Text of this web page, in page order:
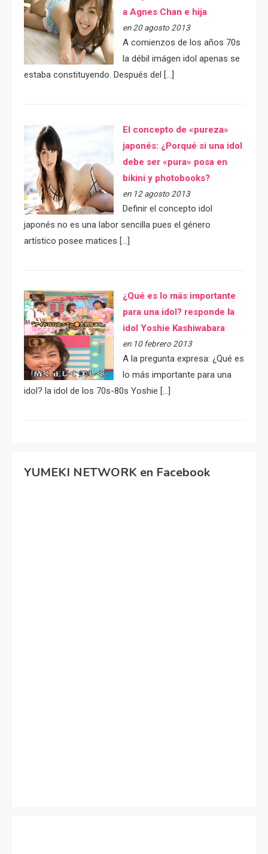
a Agnes Chan e hija
en 20 agosto 2013
A comienzos de los años 70s
la débil imágen idol apenas se
estaba constituyendo. Después del […]
El concepto de «pureza»
japonés: ¿Porqué si una idol
debe ser «pura» posa en
bikini y photobooks?
en 12 agosto 2013
Definir el concepto idol
japonés no es una labor sencilla pues el género
artístico posee matices […]
¿Qué es lo más importante
para una idol? responde la
idol Yoshie Kashiwabara
en 10 febrero 2013
A la pregunta expresa: ¿Qué es
lo más importante para una
idol? la idol de los 70s-80s Yoshie […]
YUMEKI NETWORK en Facebook